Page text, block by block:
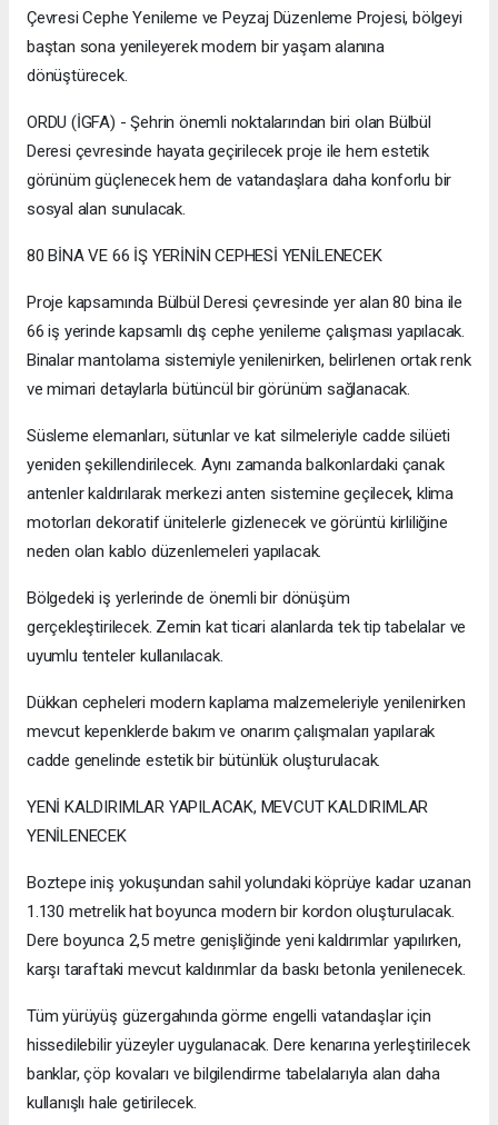
Çevresi Cephe Yenileme ve Peyzaj Düzenleme Projesi, bölgeyi
baştan sona yenileyerek modern bir yaşam alanına
dönüştürecek.
ORDU (İGFA) - Şehrin önemli noktalarından biri olan Bülbül
Deresi çevresinde hayata geçirilecek proje ile hem estetik
görünüm güçlenecek hem de vatandaşlara daha konforlu bir
sosyal alan sunulacak.
80 BİNA VE 66 İŞ YERİNİN CEPHESİ YENİLENECEK
Proje kapsamında Bülbül Deresi çevresinde yer alan 80 bina ile
66 iş yerinde kapsamlı dış cephe yenileme çalışması yapılacak.
Binalar mantolama sistemiyle yenilenirken, belirlenen ortak renk
ve mimari detaylarla bütüncül bir görünüm sağlanacak.
Süsleme elemanları, sütunlar ve kat silmeleriyle cadde silüeti
yeniden şekillendirilecek. Aynı zamanda balkonlardaki çanak
antenler kaldırılarak merkezi anten sistemine geçilecek, klima
motorları dekoratif ünitelerle gizlenecek ve görüntü kirliliğine
neden olan kablo düzenlemeleri yapılacak.
Bölgedeki iş yerlerinde de önemli bir dönüşüm
gerçekleştirilecek. Zemin kat ticari alanlarda tek tip tabelalar ve
uyumlu tenteler kullanılacak.
Dükkan cepheleri modern kaplama malzemeleriyle yenilenirken
mevcut kepenklerde bakım ve onarım çalışmaları yapılarak
cadde genelinde estetik bir bütünlük oluşturulacak.
YENİ KALDIRIMLAR YAPILACAK, MEVCUT KALDIRIMLAR
YENİLENECEK
Boztepe iniş yokuşundan sahil yolundaki köprüye kadar uzanan
1.130 metrelik hat boyunca modern bir kordon oluşturulacak.
Dere boyunca 2,5 metre genişliğinde yeni kaldırımlar yapılırken,
karşı taraftaki mevcut kaldırımlar da baskı betonla yenilenecek.
Tüm yürüyüş güzergahında görme engelli vatandaşlar için
hissedilebilir yüzeyler uygulanacak. Dere kenarına yerleştirilecek
banklar, çöp kovaları ve bilgilendirme tabelalarıyla alan daha
kullanışlı hale getirilecek.